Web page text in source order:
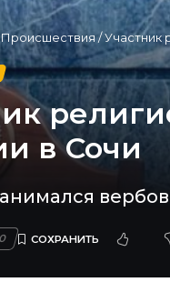
Происшествия/Участник
в Сочи